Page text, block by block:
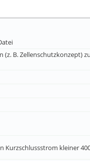
(z. B.
Kurzschlussstrom kleiner